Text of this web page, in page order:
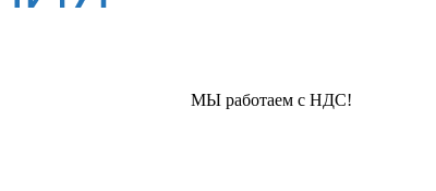
МЫ работаем с НДС!